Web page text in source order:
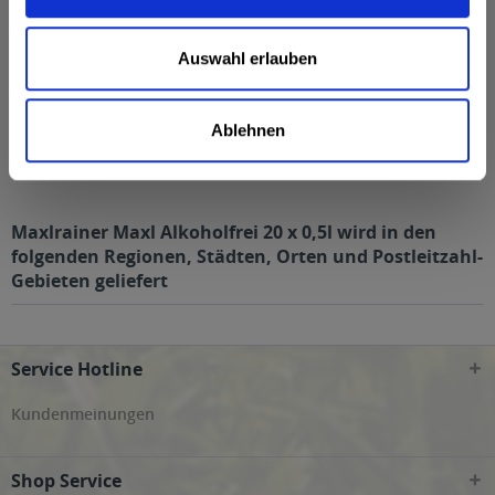
Auswahl erlauben
Ablehnen
Maxlrainer Maxl Alkoholfrei 20 x 0,5l
Maxlrainer Maxl Alkoholfrei 20 x 0,5l wird in den
folgenden Regionen, Städten, Orten und Postleitzahl-
Gebieten geliefert
Service Hotline
Kundenmeinungen
Shop Service